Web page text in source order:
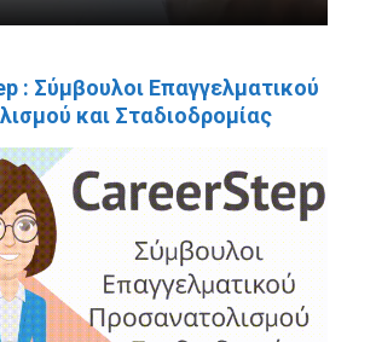
: Σύμβουλοι Επαγγελματικού
και Σταδιοδρομίας